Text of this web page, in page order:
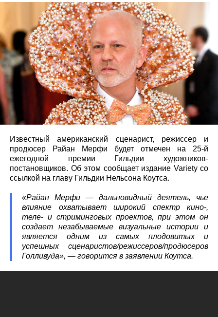
Известный американский сценарист, режиссер и
продюсер Райан Мерфи будет отмечен на 25-й
ежегодной премии Гильдии художников-
постановщиков. Об этом сообщает издание Variety со
ссылкой на главу Гильдии Нельсона Коутса.
«Райан Мерфи — дальновидный деятель, чье
влияние охватывает широкий спектр кино-,
теле- и стриминговых проектов, при этом он
создает незабываемые визуальные истории и
является одним из самых плодовитых и
успешных сценаристов/режиссеров/продюсеров
Голливуда», — говорится в заявлении Коутса.